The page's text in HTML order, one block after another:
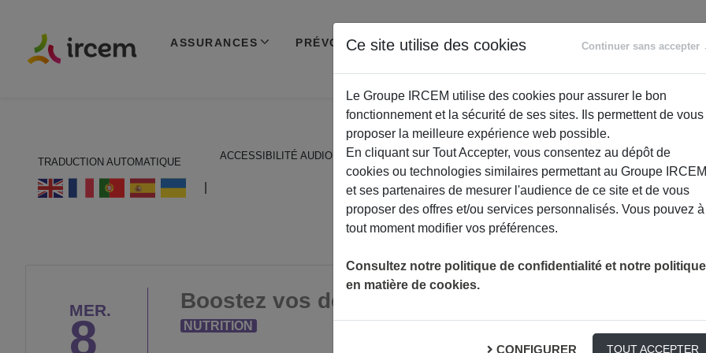
ASSURANCES PRÉVOYANCE RETRAITE
ACCOMPAGNEMENT
TRADUCTION AUTOMATIQUE
ACCESSIBILITÉ AUDIO
MER.
8
Boostez vos défenses immunitaires !
NUTRITION
Ce site utilise des cookies Continuer sans accepter
Le Groupe IRCEM utilise des cookies pour assurer le bon
fonctionnement et la sécurité de ses sites. Ils permettent de vous
proposer la meilleure expérience web possible.
En cliquant sur Tout Accepter, vous consentez au dépôt de
cookies ou technologies similaires permettant au Groupe IRCEM
et ses partenaires de mesurer l'audience de ce site et de vous
proposer des offres et/ou services personnalisés. Vous pouvez à
tout moment modifier vos préférences.
Consultez notre politique de confidentialité et notre politique
en matière de cookies.
CONFIGURER TOUT ACCEPTER